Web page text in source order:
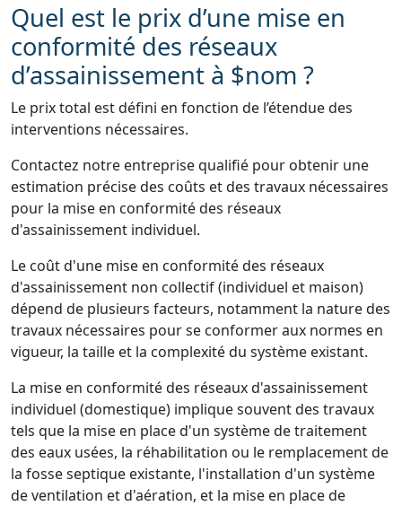
Quel est le prix d’une mise en
conformité des réseaux
d’assainissement à $nom ?
Le prix total est défini en fonction de l’étendue des
interventions nécessaires.
Contactez notre entreprise qualifié pour obtenir une
estimation précise des coûts et des travaux nécessaires
pour la mise en conformité des réseaux
d'assainissement individuel.
Le coût d'une mise en conformité des réseaux
d'assainissement non collectif (individuel et maison)
dépend de plusieurs facteurs, notamment la nature des
travaux nécessaires pour se conformer aux normes en
vigueur, la taille et la complexité du système existant.
La mise en conformité des réseaux d'assainissement
individuel (domestique) implique souvent des travaux
tels que la mise en place d'un système de traitement
des eaux usées, la réhabilitation ou le remplacement de
la fosse septique existante, l'installation d'un système
de ventilation et d'aération, et la mise en place de